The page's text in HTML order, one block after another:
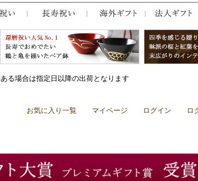
る場合は指定日以降の出荷となります
お気に入り一覧 マイページ ログイン ロ